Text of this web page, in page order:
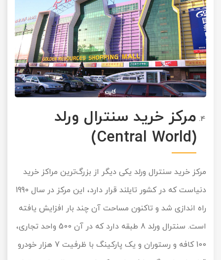
مرکز خرید سنترال ورلد
(Central World)
مرکز خرید سنترال ورلد یکی دیگر از بزرگ‌ترین مراکز خرید
دنیاست که در کشور تایلند قرار دارد، این مرکز در سال 1990
راه اندازی شد و تاکنون مساحت آن چند بار افزایش یافته
است. سنترال ورلد 8 طبقه دارد که در آن 500 واحد تجاری،
100 کافه و رستوران و یک پارکینگ با ظرفیت 7 هزار خودرو